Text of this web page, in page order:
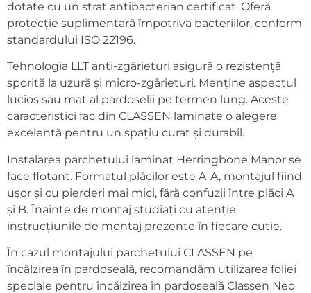
dotate cu un strat antibacterian certificat. Oferă
protecție suplimentară împotriva bacteriilor, conform
standardului ISO 22196.
Tehnologia LLT anti-zgârieturi asigură o rezistență
sporită la uzură și micro-zgârieturi. Menține aspectul
lucios sau mat al pardoselii pe termen lung. Aceste
caracteristici fac din CLASSEN laminate o alegere
excelentă pentru un spațiu curat și durabil.
Instalarea parchetului laminat Herringbone Manor se
face flotant. Formatul plăcilor este A-A, montajul fiind
ușor și cu pierderi mai mici, fără confuzii între plăci A
și B. Înainte de montaj studiați cu atenție
instrucțiunile de montaj prezente în fiecare cutie.
În cazul montajului parchetului CLASSEN pe
încălzirea în pardoseală, recomandăm utilizarea foliei
speciale pentru încălzirea în pardoseală Classen Neo